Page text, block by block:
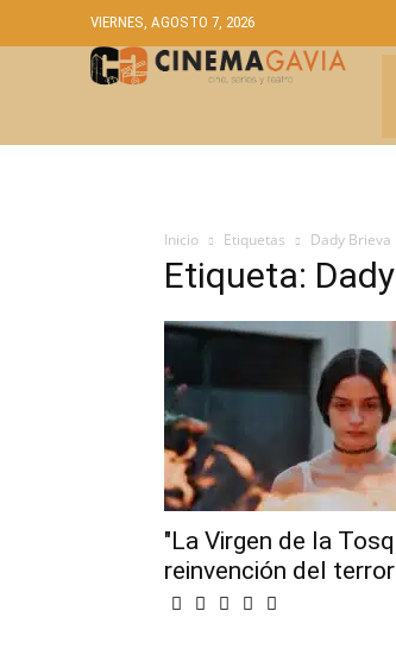
VIERNES, AGOSTO 7, 2026
Inicio Etiquetas Dady Brieva
Etiqueta:
"La Virgen de la
reinvención del